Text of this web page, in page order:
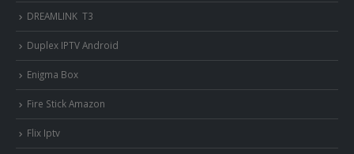
DREAMLINK T3
Duplex IPTV Android
Enigma Box
Fire Stick Amazon
Flix Iptv